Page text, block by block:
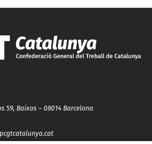
59, Baixos – 08014 Barcelona